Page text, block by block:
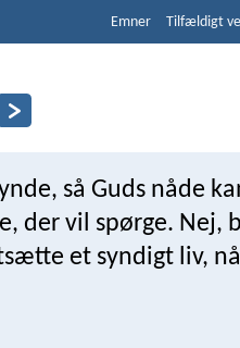
Emner Tilfældigt
så Guds nåde
der vil spørge. Nej,
et syndigt liv,